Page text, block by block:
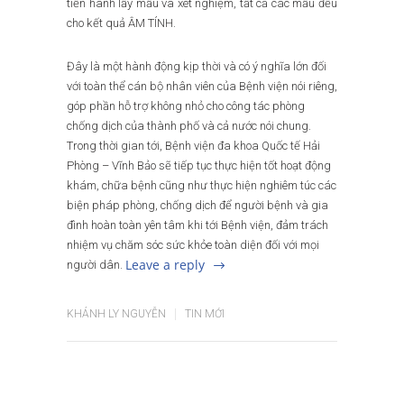
tiến hành lấy mẫu và xét nghiệm, tất cả các mẫu đều
cho kết quả ÂM TÍNH.
Đây là một hành động kịp thời và có ý nghĩa lớn đối
với toàn thể cán bộ nhân viên của Bệnh viện nói riêng,
góp phần hỗ trợ không nhỏ cho công tác phòng
chống dịch của thành phố và cả nước nói chung.
Trong thời gian tới, Bệnh viện đa khoa Quốc tế Hải
Phòng – Vĩnh Bảo sẽ tiếp tục thực hiện tốt hoạt động
khám, chữa bệnh cũng như thực hiện nghiêm túc các
biện pháp phòng, chống dịch để người bệnh và gia
đình hoàn toàn yên tâm khi tới Bệnh viện, đảm trách
nhiệm vụ chăm sóc sức khỏe toàn diện đối với mọi
người dân. Leave a reply
KHÁNH LY NGUYỄN TIN MỚI